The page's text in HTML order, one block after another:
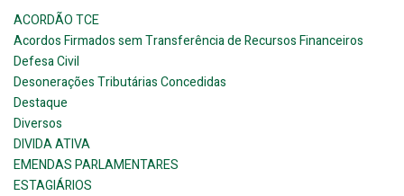
ACORDÃO TCE
Acordos Firmados sem Transferência de Recursos Financeiros
Defesa Civil
Desonerações Tributárias Concedidas
Destaque
Diversos
DIVIDA ATIVA
EMENDAS PARLAMENTARES
ESTAGIÁRIOS